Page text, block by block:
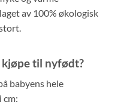
av 100% økologisk
til nyfødt?
babyens hele
cm: